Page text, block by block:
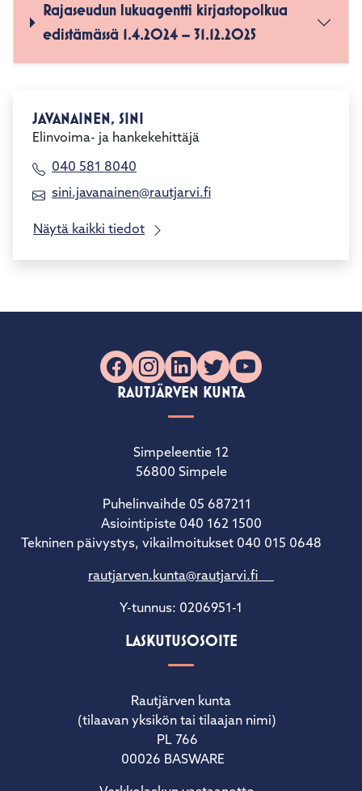
Rajaseudun lukuagentti kirjastopolkua
edistämässä 1.4.2024 – 31.12.2025
JAVANAINEN, SINI
Elinvoima- ja hankekehittäjä
040 581 8040
sini.javanainen@rautjarvi.fi
Näytä kaikki tiedot
Facebook
Instagram
LinkedIn
X YouTube
RAUTJÄRVEN KUNTA
Simpeleentie 12
56800 Simpele
Puhelinvaihde 05 687211
Asiointipiste 040 162 1500
Tekninen päivystys, vikailmoitukset 040 015 0648
rautjarven.kunta@rautjarvi.fi
Y-tunnus: 0206951-1
LASKUTUSOSOITE
Rautjärven kunta
(tilaavan yksikön tai tilaajan nimi)
PL 766
00026 BASWARE